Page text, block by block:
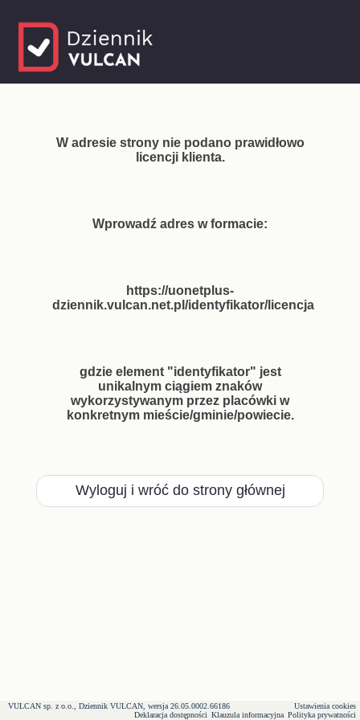
W adresie strony nie podano prawidłowo
licencji klienta.
Wprowadź adres w formacie:
https://uonetplus-
dziennik.vulcan.net.pl/identyfikator/licencja
gdzie element "identyfikator" jest
unikalnym ciągiem znaków
wykorzystywanym przez placówki w
konkretnym mieście/gminie/powiecie.
Wyloguj i wróć do strony głównej
VULCAN sp. z o.o., Dziennik VULCAN, wersja 26.05.0002.66186
Ustawienia cookies
Polityka prywatności
Klauzula informacyjna
Deklaracja dostępności